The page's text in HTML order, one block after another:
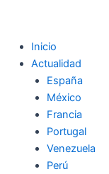
Inicio
Actualidad
España
México
Francia
Portugal
Venezuela
Perú